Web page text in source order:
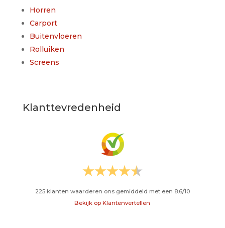
Horren
Carport
Buitenvloeren
Rolluiken
Screens
Klanttevredenheid
225klanten waarderen ons gemiddeld met een 8.6/10
Bekijk op Klantenvertellen